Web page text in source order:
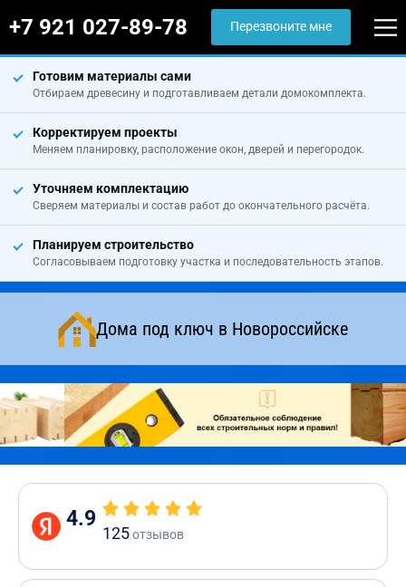
+7 921 027-89-78 Перезвоните мне
Готовим материалы сами
Отбираем древесину и подготавливаем детали домокомплекта.
Корректируем проекты
Меняем планировку, расположение окон, дверей и перегородок.
Уточняем комплектацию
Сверяем материалы и состав работ до окончательного расчёта.
Планируем строительство
Согласовываем подготовку участка и последовательность этапов.
Дома под ключ в Новороссийске
4.9
125отзывов